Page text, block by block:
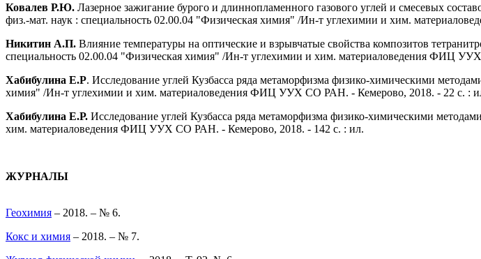
Ковалев Р.Ю. Лазерное зажигание бурого и длиннопламенного газового углей и смесевых
физ.-мат. наук : специальность 02.00.04 "Физическая химия" /Ин-т углехимии и хим.
Никитин А.П. Влияние температуры на оптические и взрывчатые свойства композитов
специальность 02.00.04 "Физическая химия" /Ин-т углехимии и хим. материаловедения ФИЦ
Хабибулина Е.Р. Исследование углей Кузбасса ряда метаморфизма физико-химическими
химия" /Ин-т углехимии и хим. материаловедения ФИЦ УУХ СО РАН. - Кемерово, 2018. - 22 с. :
Хабибулина Е.Р. Исследование углей Кузбасса ряда метаморфизма физико-химическими
хим. материаловедения ФИЦ УУХ СО РАН. - Кемерово, 2018. - 142 с. : ил.
ЖУРНАЛЫ
Геохимия – 2018. – № 6.
Кокс и химия – 2018. – № 7.